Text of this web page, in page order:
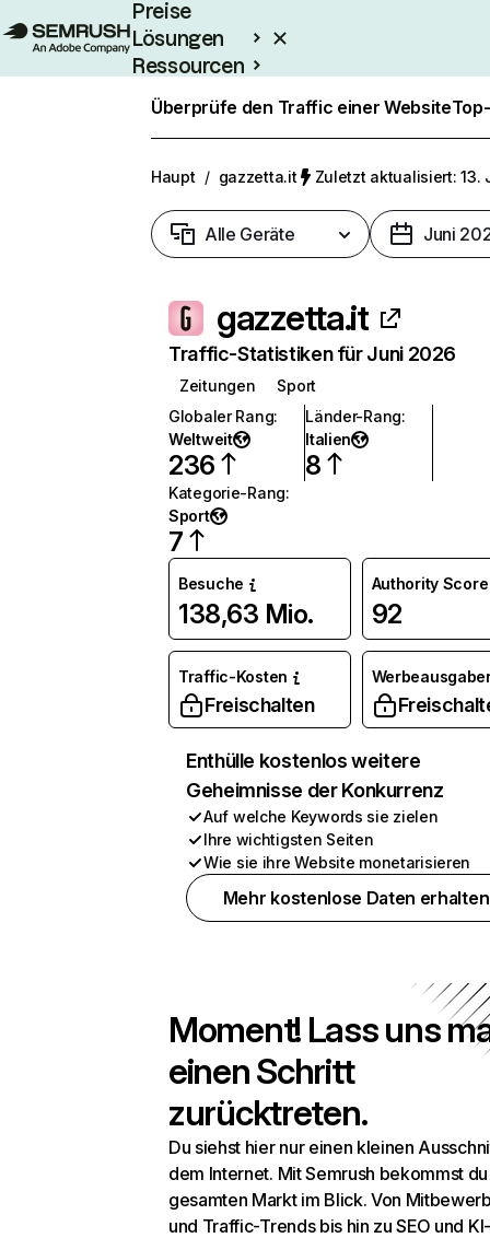
Preise
Lösungen
Ressourcen
Enterprise
Überprüfe den Traffic einer Website
Haupt / gazzetta.it Zuletzt aktualisiert: 13.
Alle Geräte Juni
gazzetta.it
Traffic-Statistiken für Juni 2026
Zeitungen
Sport
Globaler Rang:
Weltweit
236
Länder-Rang:
Italien
8
Kategorie-Rang:
Sport
7
Besuche
138,63 Mio.
Authority Score
92
Traffic-Kosten
Freischalten
Enthülle kostenlos weitere
Geheimnisse der Konkurrenz
Auf welche Keywords sie zielen
Ihre wichtigsten Seiten
Wie sie ihre Website monetarisieren
Mehr kostenlose Daten erhalten
Moment! Lass uns
einen Schritt
zurücktreten.
Du siehst hier nur einen kleinen
dem Internet. Mit Semrush bekommst
gesamten Markt im Blick. Von
und Traffic-Trends bis hin zu SEO und KI-